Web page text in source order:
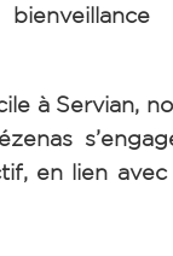
à Servian,
en lien avec